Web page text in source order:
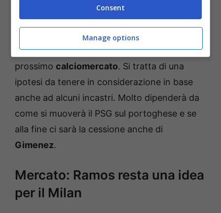
è sulla lista di
rinforzare l’attacco delMilannel corso del
prossimo calciomercato. Si tratta di una
ipotesi da tenere in considerazione in base
anche ad alcuni incastri. Molto dipenderà da
come si muoverà il PSG sul portoghese e se
alla fine ci sarà la cessione anche di
Gimenez.
Mercato: Ramos resta una idea
per il Milan
Consent
Manage options